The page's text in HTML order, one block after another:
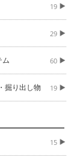
19
29
ム 60
掘り出し物 19
15